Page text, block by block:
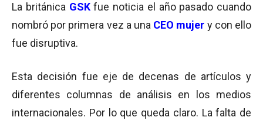
La británica GSKfue noticia el año pasado cuando
nombró por primera vez a una CEO mujer y con ello
fue disruptiva.
Esta decisión fue eje de decenas de artículos y
diferentes columnas de análisis en los medios
internacionales. Por lo que queda claro. La falta de